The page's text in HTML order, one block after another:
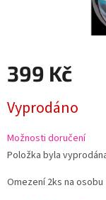
399 Kč
cena:
Vyprodáno
Možnosti doručení
Položka byla
Omezení 2ks na osobu